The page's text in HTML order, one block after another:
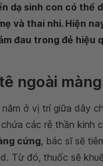
dạ sinh con có thể
và thai nhi. Hiện
đau trong đẻ hiệu
ngoài
ở vị trí giữa dây
các rễ thần kinh
cứng, bác sĩ sẽ
Từ đó, thuốc sẽ